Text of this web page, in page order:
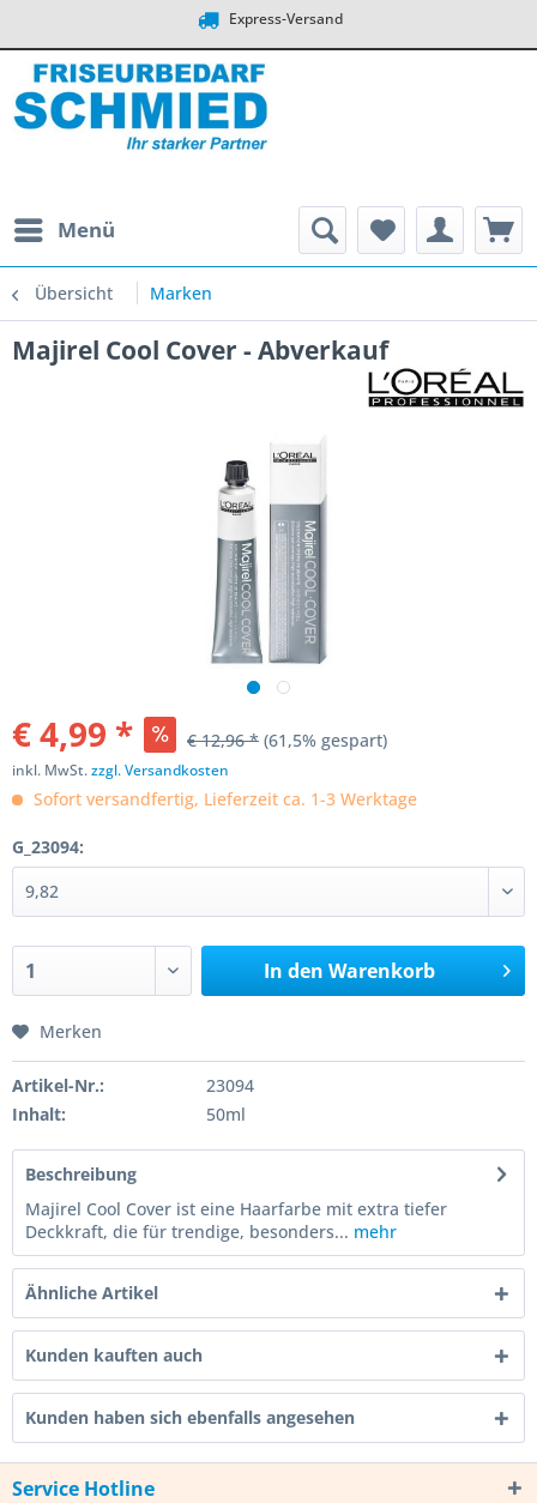
Express-Versand
Menü
Übersicht Marken
Majirel Cool Cover - Abverkauf
€ 4,99 * € 12,96 * (61,5% gespart)
inkl. MwSt.zzgl. Versandkosten
Sofort versandfertig, Lieferzeit ca. 1-3 Werktage
G_23094:
In den Warenkorb
Merken
Artikel-Nr.:
23094
Inhalt:
50ml
Beschreibung
Majirel Cool Cover ist eine Haarfarbe mit extra tiefer
Deckkraft, die für trendige, besonders... mehr
Ähnliche Artikel
Kunden kauften auch
Kunden haben sich ebenfalls angesehen
Service Hotline